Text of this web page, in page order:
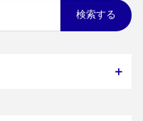
検索する
＋